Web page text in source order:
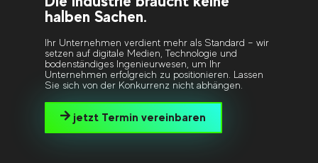
halben Sachen.
Ihr Unternehmen verdient mehr als Standard – wir
setzen auf digitale Medien, Technologie und
bodenständiges Ingenieurwesen, um Ihr
Unternehmen erfolgreich zu positionieren. Lassen
Sie sich von der Konkurrenz nicht abhängen.
jetzt Termin vereinbaren